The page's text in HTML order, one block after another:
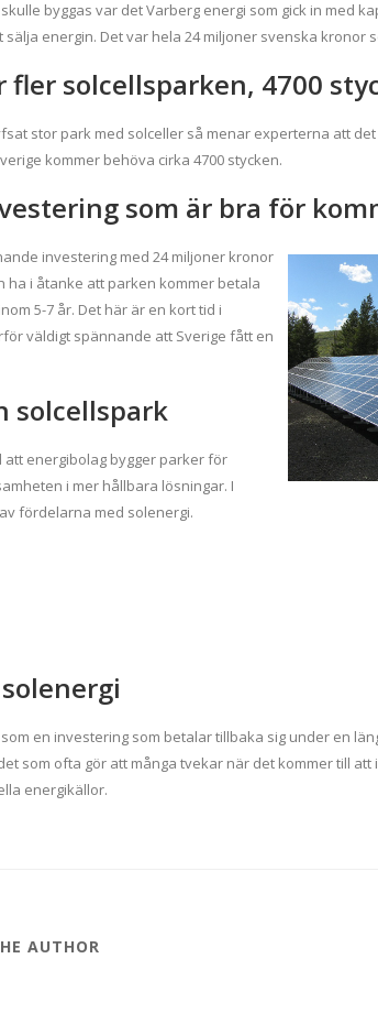
byggas var det Varberg energi som gick in med
energin. Det var hela 24 miljoner svenska kronor
fler solcellsparken, 4700
stor park med solceller så menar experterna att
kommer behöva cirka 4700 stycken.
som är bra för
de investering med 24 miljoner kronor
ha i åtanke att parken kommer betala
5-7 år. Det här är en kort tid i
väldigt spännande att Sverige fått en
solcellspark
energibolag bygger parker för
i mer hållbara lösningar. I
fördelarna med solenergi.
en investering som betalar tillbaka sig under en
som ofta gör att många tvekar när det kommer till
energikällor.
AUTHOR